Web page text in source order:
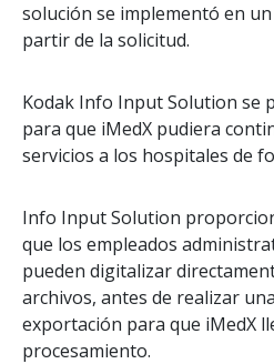
solución se implementó en
partir de la solicitud.
Kodak Info Input Solution se
para que iMedX pudiera
servicios a los hospitales de
Info Input Solution
que los empleados
pueden digitalizar
archivos, antes de realizar
exportación para que iMedX
procesamiento.